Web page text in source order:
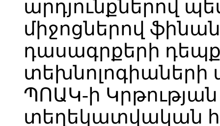
արդյունքներով
միջոցներով
դասագրքերի
տեխնոլոգիաների
ՊՈԱԿ-ի
տեղեկատվական